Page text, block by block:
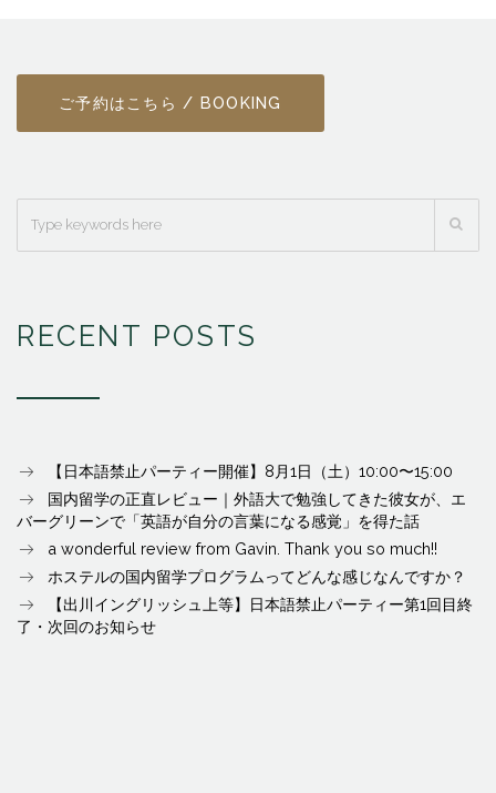
ご予約はこちら / BOOKING
RECENT POSTS
【日本語禁止パーティー開催】8月1日（土）10:00〜15:00
国内留学の正直レビュー｜外語大で勉強してきた彼女が、エ
バーグリーンで「英語が自分の言葉になる感覚」を得た話
a wonderful review from Gavin. Thank you so much!!
ホステルの国内留学プログラムってどんな感じなんですか？
【出川イングリッシュ上等】日本語禁止パーティー第1回目終
了・次回のお知らせ